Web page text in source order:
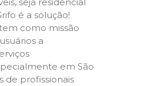
é a solução!
como missão
a
em São
de profissionais